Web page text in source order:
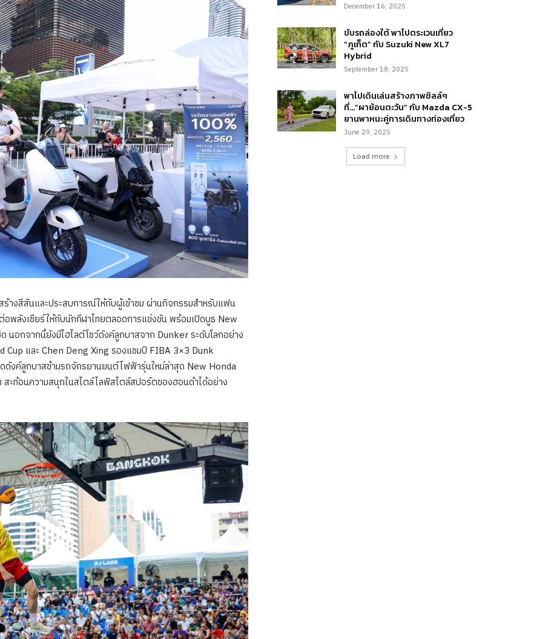
างสีสันและประสบการณ์ให้กับผู้เข้าชม ผ่านกิจกรรมสำหรับแฟน
พลังเชียร์ให้กับนักกีฬาไทยตลอดการแข่งขัน พร้อมเปิดบูธ New
นอกจากนี้ยังมีไฮไลต์โชว์ดังค์ลูกบาสจาก Dunker ระดับโลกอย่าง
และ Chen Deng Xing รองแชมป์ FIBA 3×3 Dunk
งค์ลูกบาสข้ามรถจักรยานยนต์ไฟฟ้ารุ่นใหม่ล่าสุด New Honda
สะท้อนความสนุกในสไตล์ไลฟ์สไตล์สปอร์ตของฮอนด้าได้อย่าง
December 16, 2025
ขับรถล่องใต้ พาไปตระเวนเที่ยว
“ภูเก็ต” กับ Suzuki New XL7
Hybrid
September 18, 2025
พาไปเดินเล่นสร้างภาพชิลล์ๆ
ที่…“ผาย้อนตะวัน” กับ Mazda CX-5
ยานพาหนะคู่การเดินทางท่องเที่ยว
June 29, 2025
Load more